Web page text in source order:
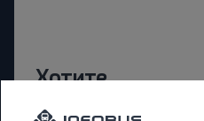
Хотите
путешествовать